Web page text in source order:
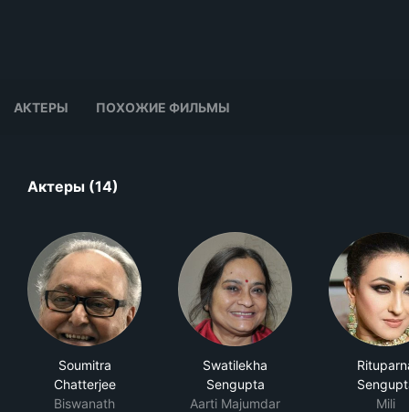
АКТЕРЫ ПОХОЖИЕ ФИЛЬМЫ
Актеры (14)
Soumitra
Chatterjee
Biswanath
Swatilekha
Sengupta
Aarti Majumdar
Mili